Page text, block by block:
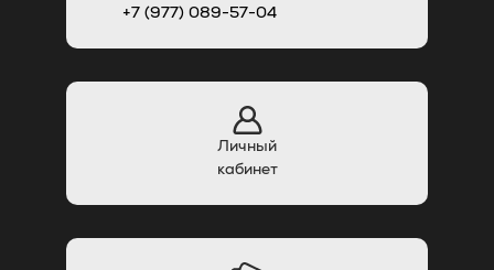
+7 (977) 089-57-04
Личный
кабинет